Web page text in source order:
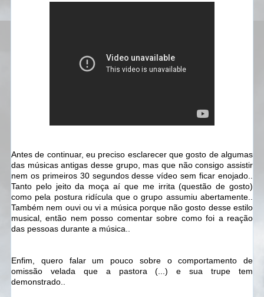
Antes de continuar, eu preciso esclarecer que gosto de algumas
das músicas antigas desse grupo, mas que não consigo assistir
nem os primeiros 30 segundos desse vídeo sem ficar enojado..
Tanto pelo jeito da moça aí que me irrita (questão de gosto)
como pela postura ridícula que o grupo assumiu abertamente..
Também nem ouvi ou vi a música porque não gosto desse estilo
musical, então nem posso comentar sobre como foi a reação
das pessoas durante a música..
Enfim, quero falar um pouco sobre o comportamento de
omissão velada que a pastora (...) e sua trupe tem
demonstrado..